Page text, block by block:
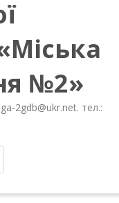
№2»
2gdb@ukr.net. тел.: